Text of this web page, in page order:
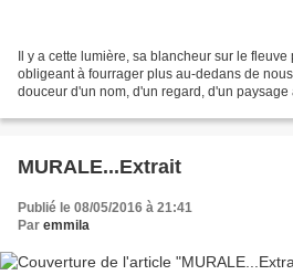
Il y a cette lumière, sa blancheur sur le
obligeant à fourrager plus au-dedans de
douceur d'un nom, d'un regard, d'un
MURALE...Extrait
Publié le 08/05/2016 à 21:41
Par emmila